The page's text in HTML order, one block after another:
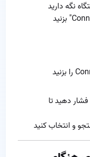
نگه دارید
دهید تا
و انتخاب کنید